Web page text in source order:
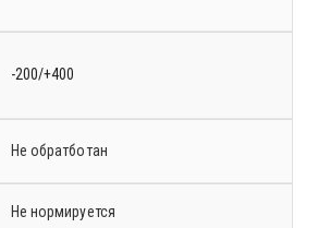
-200/+400
Не обратботан
Не нормируется